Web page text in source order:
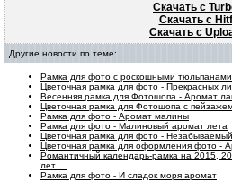
Скачать с
Скачать с
Скачать с
Другие новости по теме:
Рамка для фото с роскошными
Цветочная рамка для фото - Прекрасных
Весенняя рамка для Фотошопа - Аромат
Цветочная рамка для Фотошопа с
Рамка для фото - Аромат малины
Рамка для фото - Малиновый аромат лета
Цветочная рамка для фото -
Цветочная рамка для оформления фото -
Романтичный календарь-рамка на 2015,
лет ...
Рамка для фото - И сладок моря аромат